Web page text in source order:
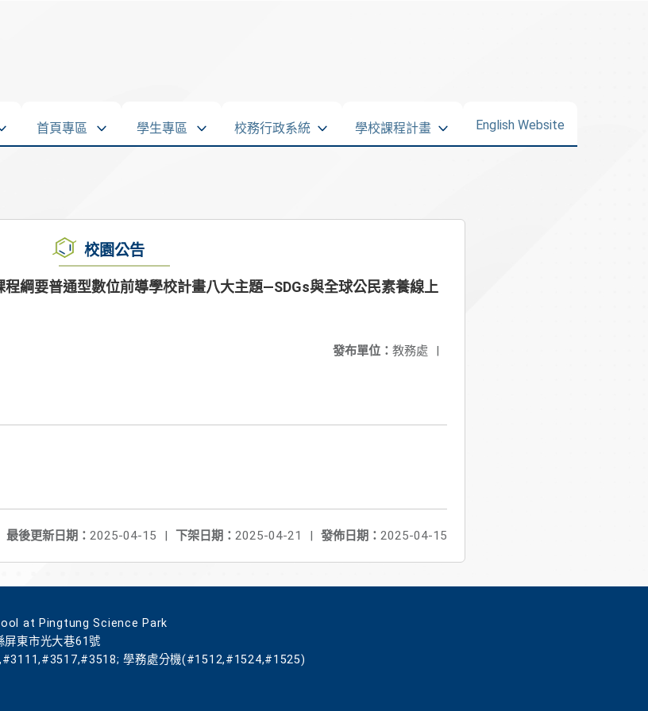
首頁專區 學生專區 校務行政系統 學校課程計畫 English Website
校園公告
程綱要普通型數位前導學校計畫八大主題—SDGs與全球公民素養線上
發布單位： 教務處 |
發佈日期： 2025-04-15
下架日期： 2025-04-21 |
最後更新日期： 2025-04-15 |
at Pingtung Science Park
東市光大巷61號
學務處分機(#1512,#1524,#1525)